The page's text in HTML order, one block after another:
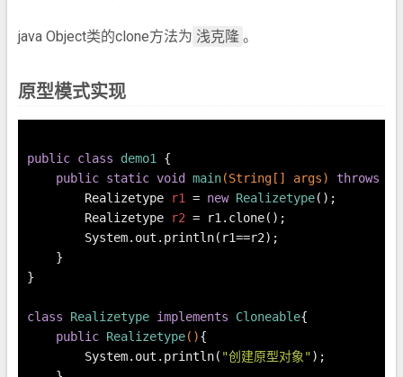
java Object类的clone方法为 浅克隆 。
原型模式实现
public class demo1
{
public static void main(String[] args) throws
Realizetype
r1 = new Realizetype();
Realizetype
r2 = r1.clone();
        System.out.println(r1==r2);
    }
}
class Realizetype implements Cloneable{
public Realizetype(){
        System.out.println(
"创建原型对象");